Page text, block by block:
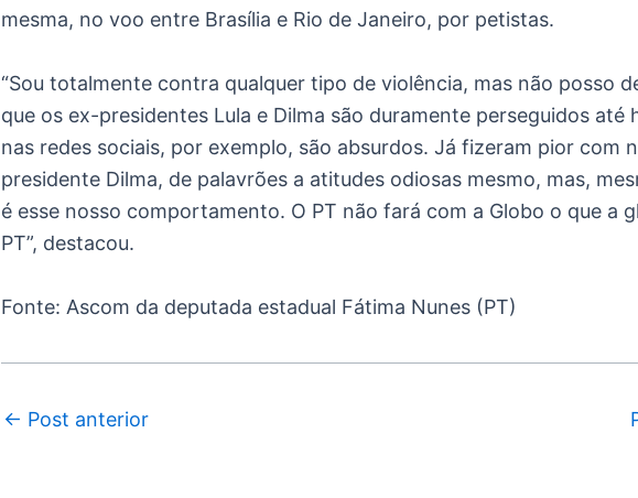
mesma, no voo entre Brasília e Rio de Janeiro, por petistas.
“Sou totalmente contra qualquer tipo de violência, mas não posso
que os ex-presidentes Lula e Dilma são duramente perseguidos até
nas redes sociais, por exemplo, são absurdos. Já fizeram pior com
presidente Dilma, de palavrões a atitudes odiosas mesmo, mas,
é esse nosso comportamento. O PT não fará com a Globo o que a
PT”, destacou.
Fonte: Ascom da deputada estadual Fátima Nunes (PT)
← Post anterior